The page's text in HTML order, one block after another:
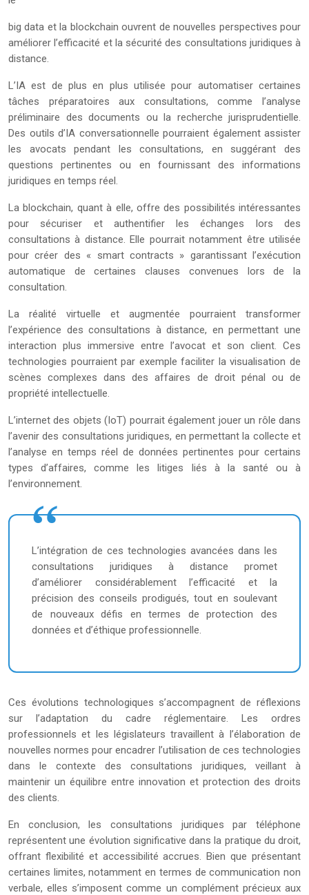
big data et la blockchain ouvrent de nouvelles perspectives pour
améliorer l’efficacité et la sécurité des consultations juridiques à
distance.
L’IA est de plus en plus utilisée pour automatiser certaines
tâches préparatoires aux consultations, comme l’analyse
préliminaire des documents ou la recherche jurisprudentielle.
Des outils d’IA conversationnelle pourraient également assister
les avocats pendant les consultations, en suggérant des
questions pertinentes ou en fournissant des informations
juridiques en temps réel.
La blockchain, quant à elle, offre des possibilités intéressantes
pour sécuriser et authentifier les échanges lors des
consultations à distance. Elle pourrait notamment être utilisée
pour créer des « smart contracts » garantissant l’exécution
automatique de certaines clauses convenues lors de la
consultation.
La réalité virtuelle et augmentée pourraient transformer
l’expérience des consultations à distance, en permettant une
interaction plus immersive entre l’avocat et son client. Ces
technologies pourraient par exemple faciliter la visualisation de
scènes complexes dans des affaires de droit pénal ou de
propriété intellectuelle.
L’internet des objets (IoT) pourrait également jouer un rôle dans
l’avenir des consultations juridiques, en permettant la collecte et
l’analyse en temps réel de données pertinentes pour certains
types d’affaires, comme les litiges liés à la santé ou à
l’environnement.
L’intégration de ces technologies avancées dans les
consultations juridiques à distance promet
d’améliorer considérablement l’efficacité et la
précision des conseils prodigués, tout en soulevant
de nouveaux défis en termes de protection des
données et d’éthique professionnelle.
Ces évolutions technologiques s’accompagnent de réflexions
sur l’adaptation du cadre réglementaire. Les ordres
professionnels et les législateurs travaillent à l’élaboration de
nouvelles normes pour encadrer l’utilisation de ces technologies
dans le contexte des consultations juridiques, veillant à
maintenir un équilibre entre innovation et protection des droits
des clients.
En conclusion, les consultations juridiques par téléphone
représentent une évolution significative dans la pratique du droit,
offrant flexibilité et accessibilité accrues. Bien que présentant
certaines limites, notamment en termes de communication non
verbale, elles s’imposent comme un complément précieux aux